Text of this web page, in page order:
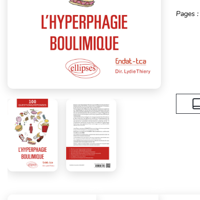
Pages :